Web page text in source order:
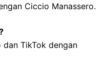
Ciccio Manassero.
dan TikTok dengan